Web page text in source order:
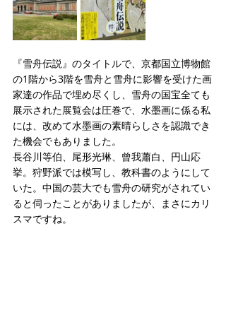
『雪舟伝説』のタイトルで、京都国立博物館
の1階から3階を雪舟と雪舟に影響を受けた画
家達の作品で埋め尽くし、雪舟の国宝全ても
展示された展覧会は圧巻で、水墨画に係る私
には、改めて水墨画の素晴らしさを認識でき
た機会でもありました。
長谷川等伯、尾形光琳、曾我蕭白、円山応
挙。狩野派では模写し、教科書のようにして
いた。中国の芸大でも雪舟の研究がされてい
ると伺ったことがありましたが、まさにカリ
スマですね。